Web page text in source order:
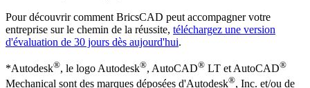
Pour découvrir comment BricsCAD peut accompagner votre
entreprise sur le chemin de la réussite, téléchargez une version
d'évaluation de 30 jours dès aujourd'hui.
*Autodesk®, le logo Autodesk®, AutoCAD® LT et AutoCAD®
Mechanical sont des marques déposées d'Autodesk®, Inc. et/ou de